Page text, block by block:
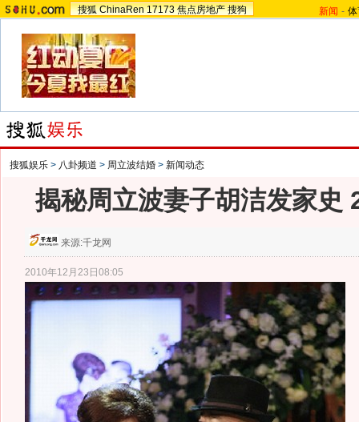
搜狐 ChinaRen 17173 焦点房地产 搜狗 新闻 -
搜狐娱乐 > 八卦频道 > 周立波结婚 > 新闻动态
揭秘周立波妻子胡洁发家史
来源:千龙网
2010年12月23日08:05